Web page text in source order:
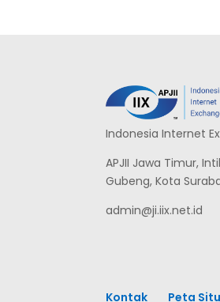
Indonesia Internet
APJII Jawa Timur,
Gubeng, Kota
admin@ji.iix.net.id
Kontak Peta